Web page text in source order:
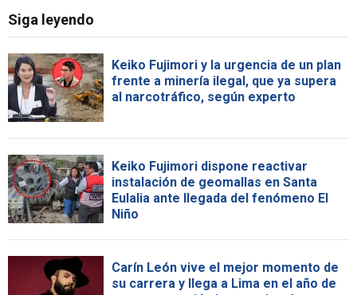
Siga leyendo
Keiko Fujimori y la urgencia de un plan
frente a minería ilegal, que ya supera
al narcotráfico, según experto
Keiko Fujimori dispone reactivar
instalación de geomallas en Santa
Eulalia ante llegada del fenómeno El
Niño
Carín León vive el mejor momento de
su carrera y llega a Lima en el año de